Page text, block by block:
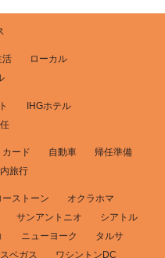
活
ローカル
IHGホテル
カード 自動車
帰任準備
旅行
ーストーン
オクラホマ
サンアントニオ
シアトル
ニューヨーク
タルサ
ベガス ワシントンDC